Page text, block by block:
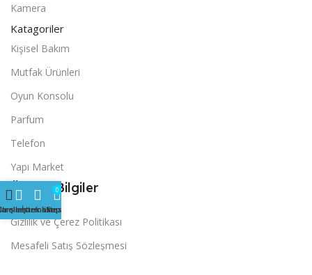
Kamera
Katagoriler
Kişisel Bakım
Mutfak Ürünleri
Oyun Konsolu
Parfum
Telefon
Yapı Market
Önemli Bilgiler
Gizlilik ve Çerez Politikası
Mesafeli Satış Sözleşmesi
İstek listesi
0
Sepet